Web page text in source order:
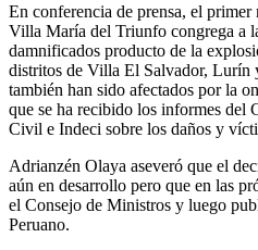
En conferencia de prensa, el
Villa María del Triunfo congrega a
damnificados producto de la
distritos de Villa El Salvador, Lurín
también han sido afectados por la
que se ha recibido los informes del
Civil e Indeci sobre los daños y
Adrianzén Olaya aseveró que el
aún en desarrollo pero que en las
el Consejo de Ministros y luego
Peruano.